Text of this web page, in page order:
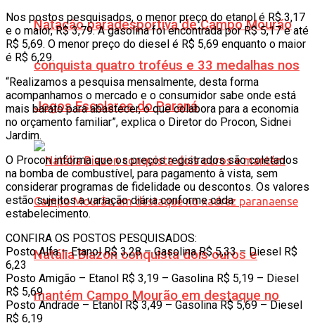
Natação paradesportiva de Campo Mourão
conquista quatro troféus e 33 medalhas nos
Jogos Escolares do Paraná
Natália Biazon conquista dois ouros e
mantém Campo Mourão em destaque no
Nos postos pesquisados, o menor preço do etanol é R$ 3,17
e o maior, R$ 3,79. A gasolina foi encontrada por R$ 5,17 e até
R$ 5,69. O menor preço do diesel é R$ 5,69 enquanto o maior
é R$ 6,29.
“Realizamos a pesquisa mensalmente, desta forma
acompanhamos o mercado e o consumidor sabe onde está
mais barato para abastecer, o que colabora para a economia
no orçamento familiar”, explica o Diretor do Procon, Sidnei
Jardim.
O Procon informa que os preços registrados são coletados
na bomba de combustível, para pagamento à vista, sem
considerar programas de fidelidade ou descontos. Os valores
estão sujeitos a variação diária conforme cada
estabelecimento.
CONFIRA OS POSTOS PESQUISADOS:
Posto Alfa – Etanol R$ 3,28 – Gasolina R$ 5,33 – Diesel R$
6,23
Posto Amigão – Etanol R$ 3,19 – Gasolina R$ 5,19 – Diesel
R$ 5,69
Posto Andrade – Etanol R$ 3,49 – Gasolina R$ 5,69 – Diesel
R$ 6,19